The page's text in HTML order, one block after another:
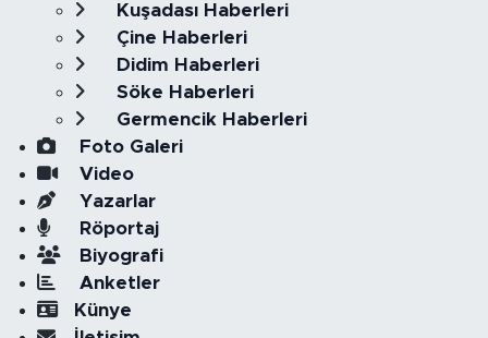
Kuşadası Haberleri
Çine Haberleri
Didim Haberleri
Söke Haberleri
Germencik Haberleri
Foto Galeri
Video
Yazarlar
Röportaj
Biyografi
Anketler
Künye